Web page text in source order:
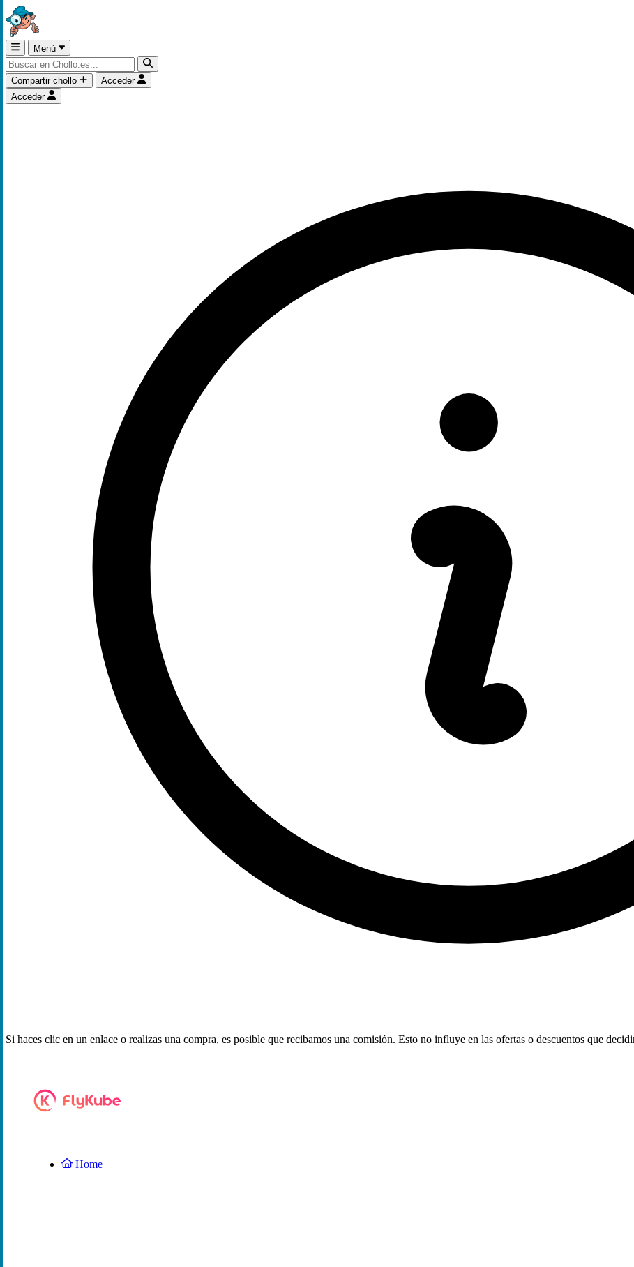
Menú
Compartir chollo
Acceder
Acceder
Si haces clic en un enlace o realizas una compra, es posible que recibamos una comisión. Esto no influye en las ofertas o descuentos que
Home